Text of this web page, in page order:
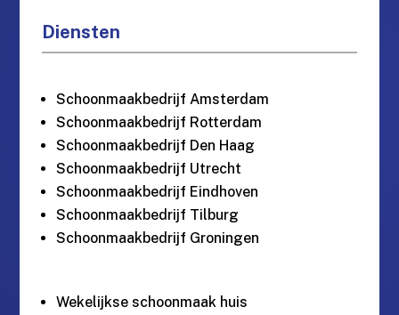
Diensten
Schoonmaakbedrijf Amsterdam
Schoonmaakbedrijf Rotterdam
Schoonmaakbedrijf Den Haag
Schoonmaakbedrijf Utrecht
Schoonmaakbedrijf Eindhoven
Schoonmaakbedrijf Tilburg
Schoonmaakbedrijf Groningen
Wekelijkse schoonmaak huis